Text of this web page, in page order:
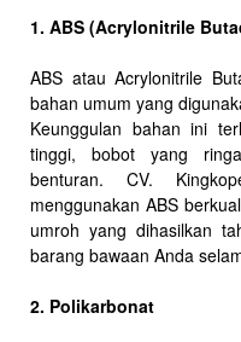
1. ABS (Acrylonitrile
ABS atau Acrylonitrile
bahan umum yang
Keunggulan bahan ini
tinggi, bobot yang
benturan. CV.
menggunakan ABS
umroh yang dihasilkan
barang bawaan Anda
2. Polikarbonat